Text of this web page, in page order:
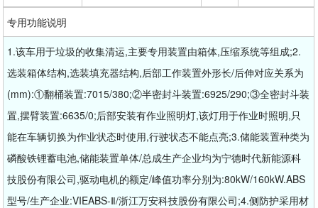
专用功能说明
1.该车用于垃圾的收集清运,主要专用装置由箱体,压缩系统等组成;2.
选装箱体结构,选装填充器结构,后部工作装置外形长/后伸对应关系为
(mm):①翻桶装置:7015/380;②半密封斗装置:6925/290;③全密封斗装
置,摆臂装置:6635/0;后部安装有作业照明灯,该灯用于作业时照明,只
能在车辆切换为作业状态时使用,行驶状态不能点亮;3.储能装置种类为
磷酸铁锂蓄电池,储能装置单体/总成生产企业均为宁德时代新能源科
技股份有限公司,驱动电机的额定/峰值功率分别为:80kW/160kW.ABS
型号/生产企业:VIEABS-Ⅱ/浙江万安科技股份有限公司;4.侧防护采用材